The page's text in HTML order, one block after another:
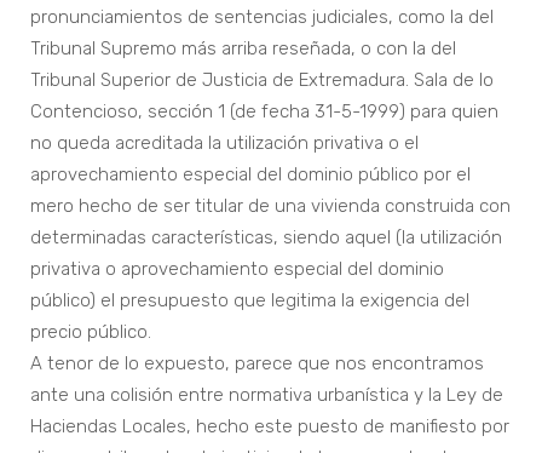
pronunciamientos de sentencias judiciales, como la del
Tribunal Supremo más arriba reseñada, o con la del
Tribunal Superior de Justicia de Extremadura. Sala de lo
Contencioso, sección 1 (de fecha 31-5-1999) para quien
no queda acreditada la utilización privativa o el
aprovechamiento especial del dominio público por el
mero hecho de ser titular de una vivienda construida con
determinadas características, siendo aquel (la utilización
privativa o aprovechamiento especial del dominio
público) el presupuesto que legitima la exigencia del
precio público.
A tenor de lo expuesto, parece que nos encontramos
ante una colisión entre normativa urbanística y la Ley de
Haciendas Locales, hecho este puesto de manifiesto por